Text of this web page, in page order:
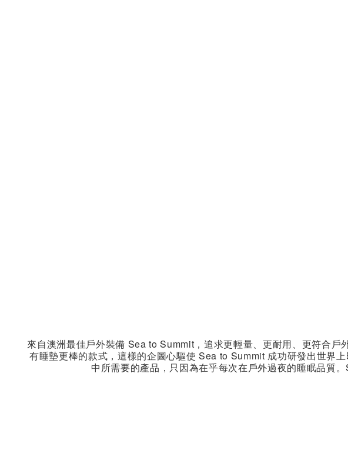
來自澳洲最佳戶外裝備 Sea to Summit，追求更輕量、更耐用、更符合
有睡墊更棒的款式，這樣的企圖心驅使 Sea to Summit 成功研發出世界
中所需要的產品，只因為在乎每次在戶外過夜的睡眠品質